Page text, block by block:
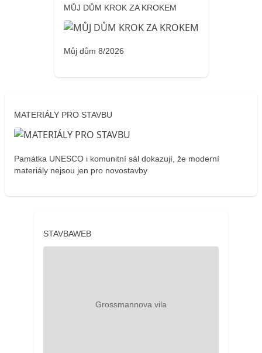
MŮJ DŮM KROK ZA KROKEM
Můj dům 8/2026
MATERIÁLY PRO STAVBU
Památka UNESCO i komunitní sál dokazují, že moderní
materiály nejsou jen pro novostavby
STAVBAWEB